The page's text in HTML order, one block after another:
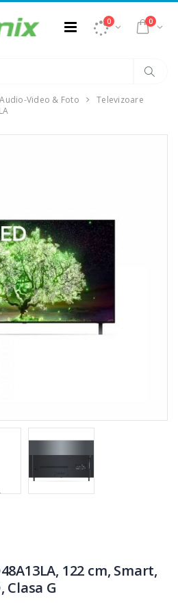
0 0
Video & Foto
Televizoare
122 cm, Smart,
Clasa G